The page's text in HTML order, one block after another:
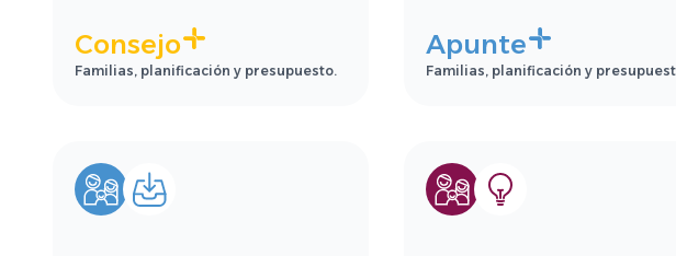
Consejo
Familias, planificación y presupuesto.
Apunte
Familias, planificación y